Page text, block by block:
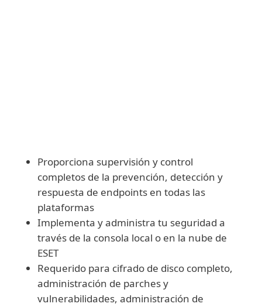
Proporciona supervisión y control
completos de la prevención, detección y
respuesta de endpoints en todas las
plataformas
Implementa y administra tu seguridad a
través de la consola local o en la nube de
ESET
Requerido para cifrado de disco completo,
administración de parches y
vulnerabilidades, administración de